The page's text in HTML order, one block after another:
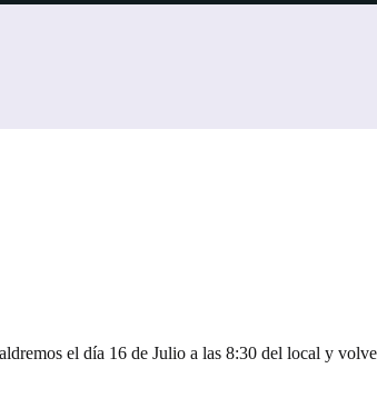
el día 16 de Julio a las 8:30 del local y